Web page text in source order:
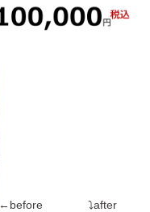
←before ⤵after